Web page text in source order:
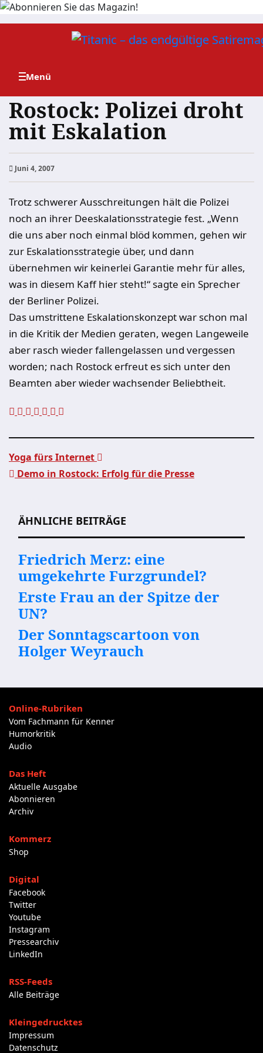
Zum
Rostock: Polizei droht
mit Eskalation
Juni 4, 2007
Trotz schwerer Ausschreitungen hält die Polizei
noch an ihrer Deeskalationsstrategie fest. „Wenn
die uns aber noch einmal blöd kommen, gehen wir
zur Eskalationsstrategie über, und dann
übernehmen wir keinerlei Garantie mehr für alles,
was in diesem Kaff hier steht!“ sagte ein Sprecher
der Berliner Polizei.
Das umstrittene Eskalationskonzept war schon mal
in die Kritik der Medien geraten, wegen Langeweile
aber rasch wieder fallengelassen und vergessen
worden; nach Rostock erfreut es sich unter den
Beamten aber wieder wachsender Beliebtheit.
Yoga fürs Internet
Demo in Rostock: Erfolg für die Presse
ÄHNLICHE BEITRÄGE
Friedrich Merz: eine
umgekehrte Furzgrundel?
Erste Frau an der Spitze der
UN?
Der Sonntagscartoon von
Holger Weyrauch
Online-Rubriken
Vom Fachmann für Kenner
Humorkritik
Audio
Das Heft
Aktuelle Ausgabe
Abonnieren
Archiv
Kommerz
Shop
Digital
Facebook
Twitter
Youtube
Instagram
Pressearchiv
LinkedIn
RSS-Feeds
Alle Beiträge
Kleingedrucktes
Impressum
Datenschutz